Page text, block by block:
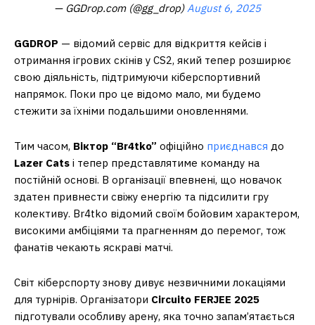
— GGDrop.com (@gg_drop)August 6, 2025
GGDROP — відомий сервіс для відкриття кейсів і
отримання ігрових скінів у CS2, який тепер розширює
свою діяльність, підтримуючи кіберспортивний
напрямок. Поки про це відомо мало, ми будемо
стежити за їхніми подальшими оновленнями.
Тим часом, Віктор “Br4tko” офіційно приєднався до
Lazer Cats і тепер представлятиме команду на
постійній основі. В організації впевнені, що новачок
здатен привнести свіжу енергію та підсилити гру
колективу. Br4tko відомий своїм бойовим характером,
високими амбіціями та прагненням до перемог, тож
фанатів чекають яскраві матчі.
Світ кіберспорту знову дивує незвичними локаціями
для турнірів. Організатори Circuito FERJEE 2025
підготували особливу арену, яка точно запам’ятається